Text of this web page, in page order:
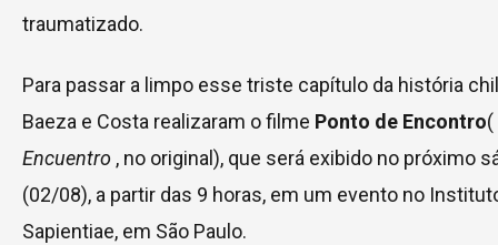
traumatizado.
Para passar a limpo esse triste capítulo da história
Baeza e Costa realizaram o filme Ponto de Encontro(
Encuentro , no original), que será exibido no próximo
(02/08), a partir das 9 horas, em um evento no
Sapientiae, em São Paulo.